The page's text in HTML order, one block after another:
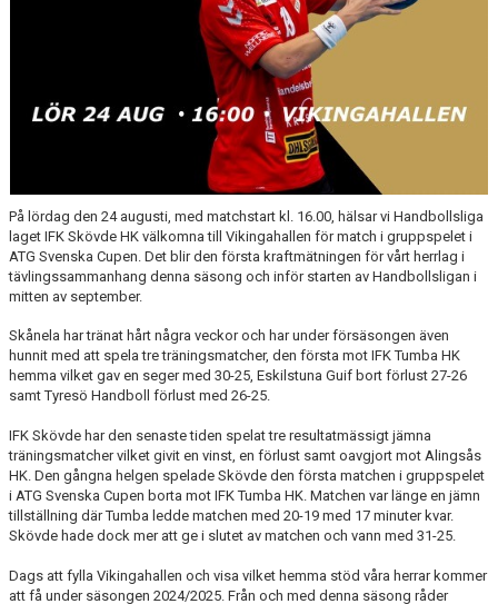
På lördag den 24 augusti, med matchstart kl. 16.00, hälsar vi Handbollsliga
laget IFK Skövde HK välkomna till Vikingahallen för match i gruppspelet i
ATG Svenska Cupen. Det blir den första kraftmätningen för vårt herrlag i
tävlingssammanhang denna säsong och inför starten av Handbollsligan i
mitten av september.
Skånela har tränat hårt några veckor och har under försäsongen även
hunnit med att spela tre träningsmatcher, den första mot IFK Tumba HK
hemma vilket gav en seger med 30-25, Eskilstuna Guif bort förlust 27-26
samt Tyresö Handboll förlust med 26-25.
IFK Skövde har den senaste tiden spelat tre resultatmässigt jämna
träningsmatcher vilket givit en vinst, en förlust samt oavgjort mot Alingsås
HK. Den gångna helgen spelade Skövde den första matchen i gruppspelet
i ATG Svenska Cupen borta mot IFK Tumba HK. Matchen var länge en jämn
tillställning där Tumba ledde matchen med 20-19 med 17 minuter kvar.
Skövde hade dock mer att ge i slutet av matchen och vann med 31-25.
Dags att fylla Vikingahallen och visa vilket hemma stöd våra herrar kommer
att få under säsongen 2024/2025. Från och med denna säsong råder